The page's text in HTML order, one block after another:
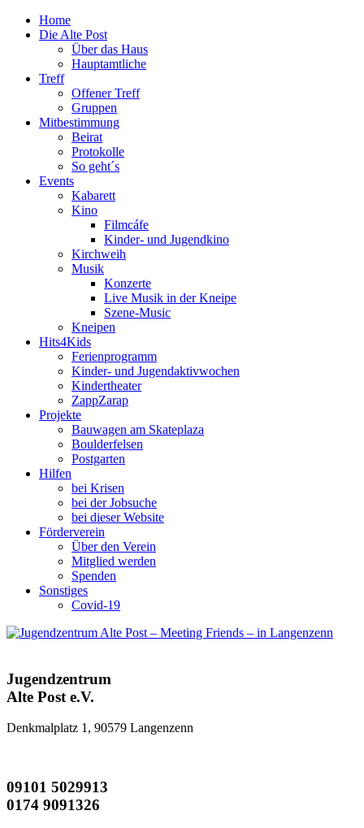
Home
Die Alte Post
Über das Haus
Hauptamtliche
Treff
Offener Treff
Gruppen
Mitbestimmung
Beirat
Protokolle
So geht´s
Events
Kabarett
Kino
Filmcáfe
Kinder- und Jugendkino
Kirchweih
Musik
Konzerte
Live Musik in der Kneipe
Szene-Music
Kneipen
Hits4Kids
Ferienprogramm
Kinder- und Jugendaktivwochen
Kindertheater
ZappZarap
Projekte
Bauwagen am Skateplaza
Boulderfelsen
Postgarten
Hilfen
bei Krisen
bei der Jobsuche
bei dieser Website
Förderverein
Über den Verein
Mitglied werden
Spenden
Sonstiges
Covid-19
Jugendzentrum
Alte Post e.V.
Denkmalplatz 1, 90579 Langenzenn
09101 5029913
0174 9091326